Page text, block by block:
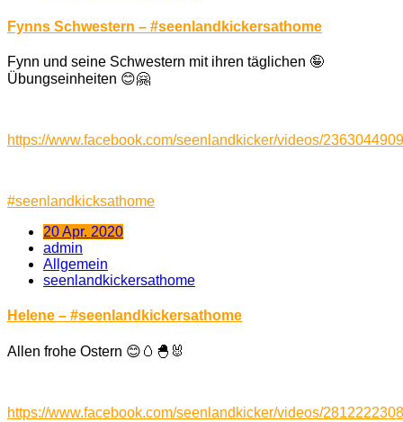
Fynns Schwestern – #seenlandkickersathome
Fynn und seine Schwestern mit ihren täglichen 🤪
Übungseinheiten 😊🤗
https://www.facebook.com/seenlandkicker/videos/
#seenlandkicksathome
20 Apr. 2020
admin
Allgemein
seenlandkickersathome
Helene – #seenlandkickersathome
Allen frohe Ostern 😊 🥚 🐣 🐰
https://www.facebook.com/seenlandkicker/videos/